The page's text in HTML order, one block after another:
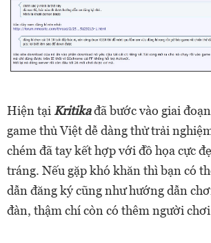
Hiện tại Kritikađã bước vào giai
game thủ Việt dễ dàng thử trải
chém đã tay kết hợp với đồ họa cực
tráng. Nếu gặp khó khăn thì bạn có
dẫn đăng ký cũng như hướng dẫn
đàn, thậm chí còn có thêm người